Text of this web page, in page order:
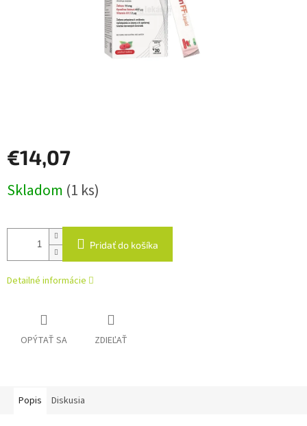
€14,07
cena:
Skladom (1 ks)
Pridať do košíka
Detailné informácie
OPÝTAŤ SA ZDIEĽAŤ
Popis Diskusia